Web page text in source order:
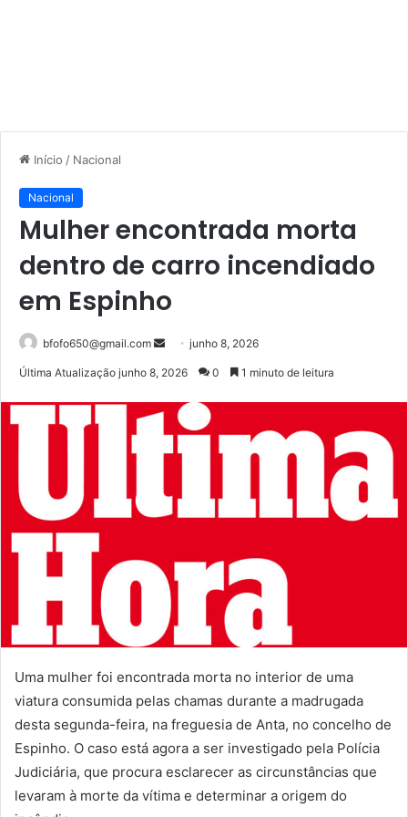
Início / Nacional
Nacional
Mulher encontrada morta
dentro de carro incendiado
em Espinho
bfofo650@gmail.com
Mande
mail
junho 8, 2026
Última Atualização junho 8, 2026 0 1 minuto de leitura
Uma mulher foi encontrada morta no interior de uma
viatura consumida pelas chamas durante a madrugada
desta segunda-feira, na freguesia de Anta, no concelho de
Espinho. O caso está agora a ser investigado pela Polícia
Judiciária, que procura esclarecer as circunstâncias que
levaram à morte da vítima e determinar a origem do